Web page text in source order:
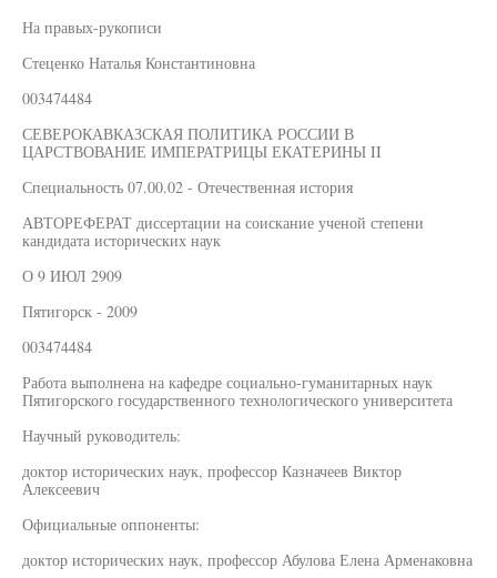
На правых-рукописи
Стеценко Наталья Константиновна
003474484
СЕВЕРОКАВКАЗСКАЯ ПОЛИТИКА РОССИИ В
ЦАРСТВОВАНИЕ ИМПЕРАТРИЦЫ ЕКАТЕРИНЫ II
Специальность 07.00.02 - Отечественная история
АВТОРЕФЕРАТ диссертации на соискание ученой степени
кандидата исторических наук
О 9 ИЮЛ 2909
Пятигорск - 2009
003474484
Работа выполнена на кафедре социально-гуманитарных наук
Пятигорского государственного технологического университета
Научный руководитель:
доктор исторических наук, профессор Казначеев Виктор
Алексеевич
Официальные оппоненты:
доктор исторических наук, профессор Абулова Елена Арменаковна